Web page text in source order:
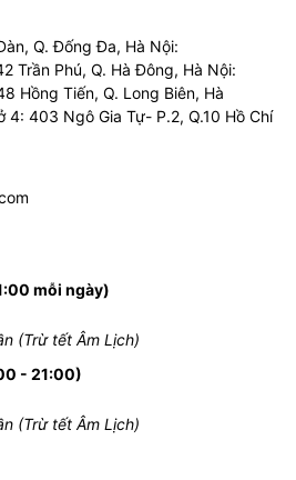
Q. Đống Đa, Hà Nội:
Trần Phú, Q. Hà Đông, Hà Nội:
Hồng Tiến, Q. Long Biên, Hà
403 Ngô Gia Tự- P.2, Q.10 Hồ Chí
mỗi ngày)
(Trừ tết Âm Lịch)
- 21:00)
(Trừ tết Âm Lịch)